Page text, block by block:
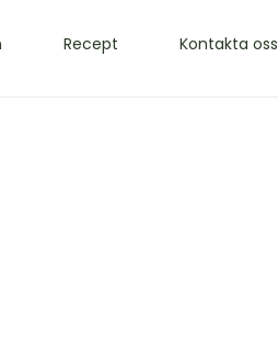
Recept Kontakta oss